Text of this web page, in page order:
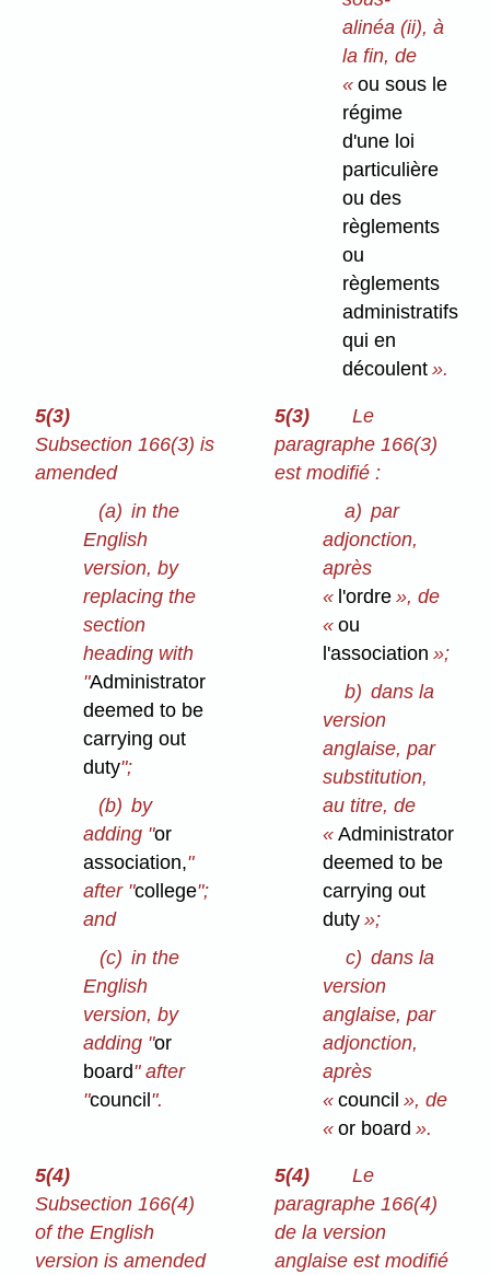
alinéa (ii), à
la fin, de
« ou sous le
régime
d'une loi
particulière
ou des
règlements
ou
règlements
administratifs
qui en
découlent».
5(3)
Subsection 166(3) is
amended
(a) in the
English
version, by
replacing the
section
heading with
"Administrator
deemed to be
carrying out
duty";
(b) by
adding "or
association,"
after "college";
and
(c) in the
English
version, by
adding "or
board" after
"council".
5(3)
Le
paragraphe 166(3)
est modifié :
a) par
adjonction,
après
« l'ordre », de
«ou
l'association »;
b) dans la
version
anglaise, par
substitution,
au titre, de
«Administrator
deemed to be
carrying out
duty »;
c) dans la
version
anglaise, par
adjonction,
après
«council », de
«or board ».
5(4)
Subsection 166(4)
of the English
version is amended
5(4)
Le
paragraphe 166(4)
de la version
anglaise est modifié